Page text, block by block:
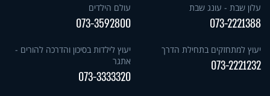
עלון שבת - עונג שבת
073-2221388
עולם הילדים
073-3592800
יעוץ למתחזקים בתחילת הדרך
073-2221232
יעוץ לילדות בסיכון והדרכה להורים -
אתגר
073-3333320